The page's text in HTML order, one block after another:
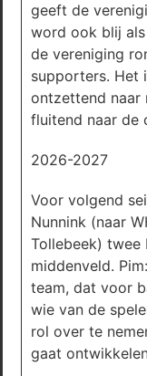
geeft de
word ook blij
de vereniging
supporters. Het
ontzettend naar
fluitend naar de
2026-2027
Voor volgend
Nunnink (naar
Tollebeek) twee
middenveld.
team, dat voor
wie van de
rol over te
gaat